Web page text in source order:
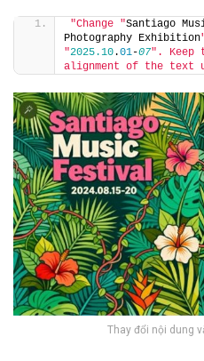
"Change "Santiago
Photography Exhibition
"2025.10.01-07". Keep
alignment of the text
Thay đổi nội dung